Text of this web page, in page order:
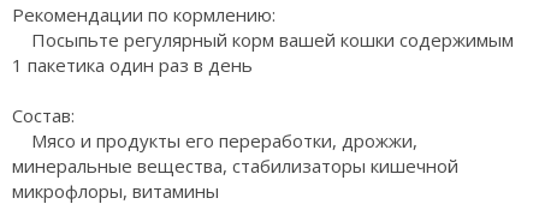
Рекомендации по кормлению:
Посыпьте регулярный корм вашей кошки содержимым
1 пакетика один раз в день
Состав:
Мясо и продукты его переработки, дрожжи,
минеральные вещества, стабилизаторы кишечной
микрофлоры, витамины